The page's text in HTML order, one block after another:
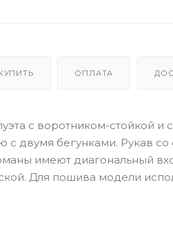
ОПЛАТА
с воротником-стойкой и
двумя бегунками. Рукав
имеют диагональный
Для пошива модели